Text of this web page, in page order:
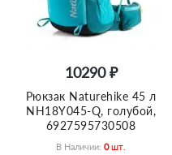
10290 ₽
Рюкзак Naturehike 45 л
NH18Y045-Q, голубой,
6927595730508
В Наличии: 0 Шт.